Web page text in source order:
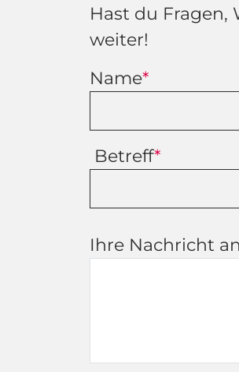
Hast du
weiter!
Name*
Betreff*
Ihre Nachricht